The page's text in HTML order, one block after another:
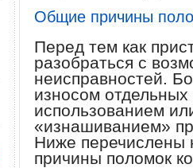
Общие причины
Перед тем как
разобраться с
неисправностей.
износом
использованием
«изнашиванием»
Ниже перечислены
причины поломок